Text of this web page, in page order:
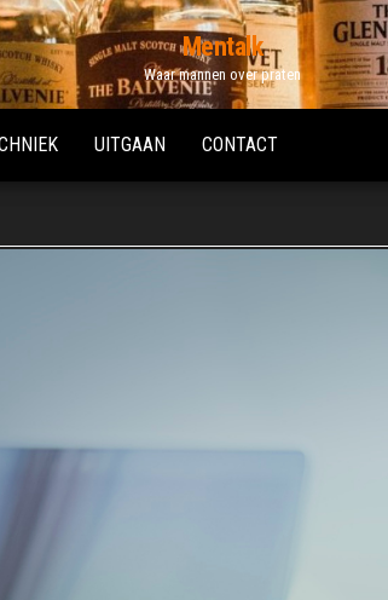
Mentalk
Waar mannen over praten
UITGAAN CONTACT